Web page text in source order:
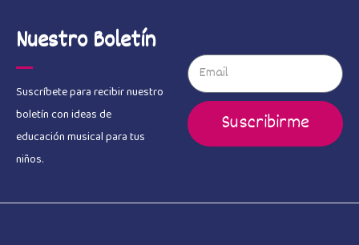
Nuestro Boletín
Suscríbete para recibir nuestro
boletín con ideas de
educación musical para tus
niños.
Suscribirme